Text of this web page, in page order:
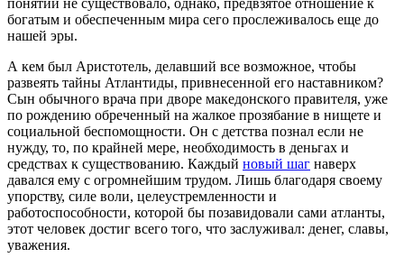
понятий не существовало, однако, предвзятое отношение к
богатым и обеспеченным мира сего прослеживалось еще до
нашей эры.
А кем был Аристотель, делавший все возможное, чтобы
развеять тайны Атлантиды, привнесенной его наставником?
Сын обычного врача при дворе македонского правителя, уже
по рождению обреченный на жалкое прозябание в нищете и
социальной беспомощности. Он с детства познал если не
нужду, то, по крайней мере, необходимость в деньгах и
средствах к существованию. Каждый новый шаг наверх
давался ему с огромнейшим трудом. Лишь благодаря своему
упорству, силе воли, целеустремленности и
работоспособности, которой бы позавидовали сами атланты,
этот человек достиг всего того, что заслуживал: денег, славы,
уважения.